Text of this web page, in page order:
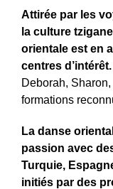
Attirée par les
la culture
orientale est en
centres d’intérêt.
Deborah,
formations
La danse
passion avec
Turquie,
initiés par des